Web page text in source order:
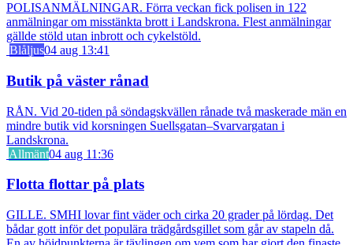
POLISANMÄLNINGAR. Förra veckan fick polisen in 122
anmälningar om misstänkta brott i Landskrona. Flest anmälningar
gällde stöld utan inbrott och cykelstöld.
Blåljus04 aug 13:41
Butik på väster rånad
RÅN. Vid 20-tiden på söndagskvällen rånade två maskerade män en
mindre butik vid korsningen Suellsgatan–Svarvargatan i
Landskrona.
Allmänt04 aug 11:36
Flotta flottar på plats
GILLE. SMHI lovar fint väder och cirka 20 grader på lördag. Det
bådar gott inför det populära trädgårdsgillet som går av stapeln då.